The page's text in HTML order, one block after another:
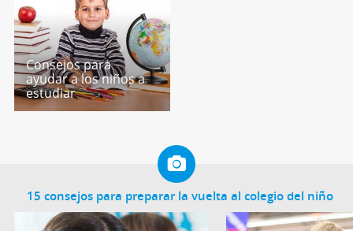
Consejos para
ayudar a los niños a
estudiar
15 consejos para preparar la vuelta al colegio del niño